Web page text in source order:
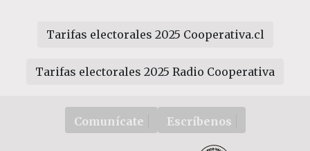
Tarifas electorales 2025 Cooperativa.cl
Tarifas electorales 2025 Radio Cooperativa
Comunícate Escríbenos